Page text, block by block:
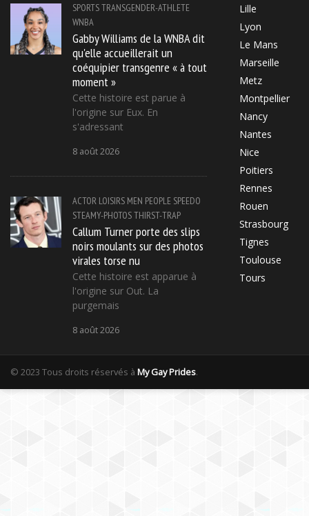
SPORTSTRANSGENDER-ATHLETE
WNBA
Gabby Williams de la WNBA dit
qu'elle accueillerait un
coéquipier transgenre « à tout
moment »
Cette histoire est parue à
l'origine sur Eux. En
s'adressant
8 août 2026
ACTOR LOISIRS MEN PEOPLE SPEEDO
STEAMY-PHOTOSTHIRST-TRAP
Callum Turner porte des slips
noirs moulants sur des photos
virales torse nu
Cette histoire est apparue à
l'origine sur Out. La
purgemais
8 août 2026
Lille
Lyon
Le Mans
Marseille
Metz
Montpellier
Nancy
Nantes
Nice
Poitiers
Rennes
Rouen
Strasbourg
Tignes
Toulouse
Tours
© 2023 Tous droits réservés à My Gay Prides.